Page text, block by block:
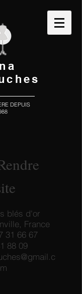
DEPUIS
blés d'or
France
31 66 67
88 09